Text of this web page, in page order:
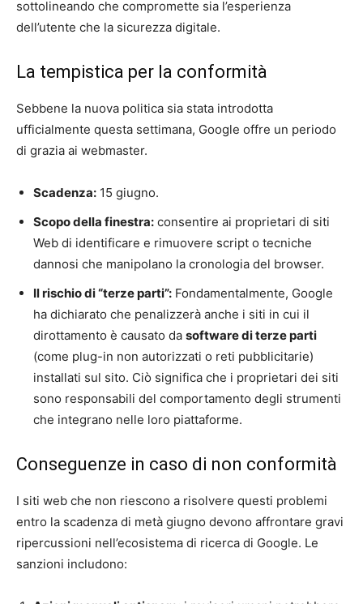
sottolineando che compromette sia l’esperienza
dell’utente che la sicurezza digitale.
La tempistica per la conformità
Sebbene la nuova politica sia stata introdotta
ufficialmente questa settimana, Google offre un periodo
di grazia ai webmaster.
Scadenza: 15 giugno.
Scopo della finestra: consentire ai proprietari di siti
Web di identificare e rimuovere script o tecniche
dannosi che manipolano la cronologia del browser.
Il rischio di “terze parti”: Fondamentalmente, Google
ha dichiarato che penalizzerà anche i siti in cui il
dirottamento è causato da software di terze parti
(come plug-in non autorizzati o reti pubblicitarie)
installati sul sito. Ciò significa che i proprietari dei siti
sono responsabili del comportamento degli strumenti
che integrano nelle loro piattaforme.
Conseguenze in caso di non conformità
I siti web che non riescono a risolvere questi problemi
entro la scadenza di metà giugno devono affrontare gravi
ripercussioni nell’ecosistema di ricerca di Google. Le
sanzioni includono: